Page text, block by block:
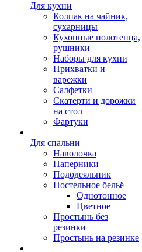
Для кухни
Колпак на чайник,
сухарницы
Кухонные полотенца,
рушники
Наборы для кухни
Прихватки и
варежки
Салфетки
Скатерти и дорожки
на стол
Фартуки
Для спальни
Наволочка
Наперники
Пододеяльник
Постельное бельё
Однотонное
Цветное
Простынь без
резинки
Простынь на резинке